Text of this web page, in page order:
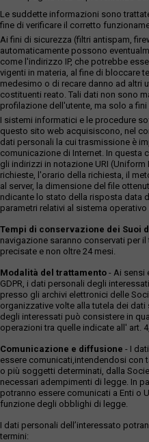
perizia. Di tutto quanto
esistente, delle criticità, della
condizioni e dello stato del
necessario per
come meglio precisato in
ogni genere, che sono ad
dell’aggiudicatario, si è
valore di stima.Il tutto come
peritale depositato in atti.
Quota pari ad 1/1 del
appezzamento di terreno,
(RM), Località
circa. È identificato al
Roma Sezione C
Particella 248, qualità
60 ca, deduzione <A5,
reddito agrario euro 11,82.
del foglio 1055, la
Quota pari ad 1/1 del diritto
appezzamento di terreno,
identificato al Catasto
C (Provincia di Roma) al
uliveto, classe 2, superficie
reddito dominicale euro
Confina con la particella 247
del foglio 1055, la particella
esatti confini. Il cespite è
Certificato di Destinazione
all’Esperto da Roma
ed Attuazione Urbanistica
Certificazioni Urbanistiche,
19/12/2024, risulta che, dalle
Regolatore Generale vigente
Le suddette informazioni sono
fine di verificare il corretto
Ai fini di sicurezza (filtri antispam,
automaticamente possono
come l'indirizzo IP, che potrebbe
vigenti in materia, al fine di bloccare
medesimo o di recare danno ad altri
costituenti reato. Tali dati non sono
profilazione dell'utente, ma solo a
I sistemi informatici e le procedure
questo sito web acquisiscono, nel
dati personali la cui trasmissione è
comunicazione di Internet. In questa
gli indirizzi in notazione URI
richieste, l'orario della richiesta, il
al server, la dimensione del file
ndicante lo stato della risposta data
parametri relativi al sistema operativo
Tempi di conservazione dei Suoi
navigazione saranno conservati per
precisate e non oltre 24 mesi.
Modalità del trattamento - Ai sensi
GDPR, i dati personali degli
presso gli archivi elettronici delle
organizzative volte alla tutela dei
degli interessati può consistere in
operazioni tra quelle indicate all' art.
Comunicazione e diffusione - I
essere comunicati,intendendosi con
o più soggetti determinati, dalla
necessari adempimenti di legge. In
potranno essere comunicati a Enti o
funzione degli obblighi di legge.
I dati personali dell’interessato
termini: